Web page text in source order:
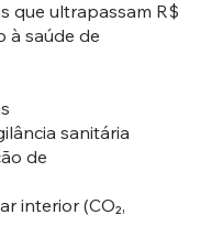
que ultrapassam R$
à saúde de
sanitária
de
interior (CO₂,